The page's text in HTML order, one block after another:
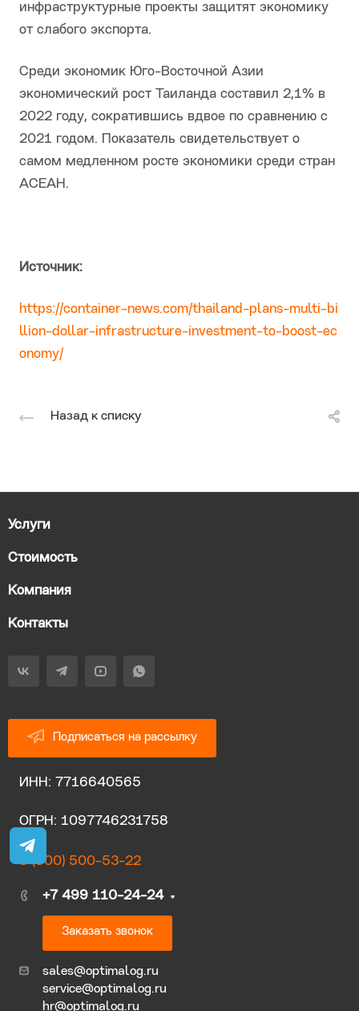
инфраструктурные проекты защитят экономику
от слабого экспорта.
Среди экономик Юго-Восточной Азии
экономический рост Таиланда составил 2,1% в
2022 году, сократившись вдвое по сравнению с
2021 годом. Показатель свидетельствует о
самом медленном росте экономики среди стран
АСЕАН.
Источник:
https://container-news.com/thailand-plans-multi-bi
llion-dollar-infrastructure-investment-to-boost-ec
onomy/
Назад к списку
Услуги
Стоимость
Компания
Контакты
Подписаться на рассылку
ИНН: 7716640565
ОГРН: 1097746231758
8 (800) 500-53-22
+7 499 110-24-24
Заказать звонок
sales@optimalog.ru
service@optimalog.ru
hr@optimalog.ru